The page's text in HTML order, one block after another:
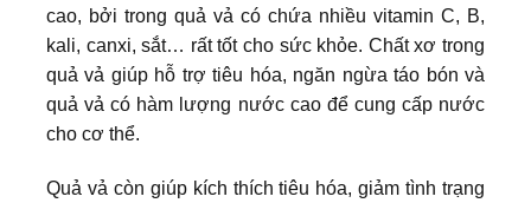
cao, bởi trong quả vả có chứa nhiều vitamin C, B,
kali, canxi, sắt… rất tốt cho sức khỏe. Chất xơ trong
quả vả giúp hỗ trợ tiêu hóa, ngăn ngừa táo bón và
quả vả có hàm lượng nước cao để cung cấp nước
cho cơ thể.
Quả vả còn giúp kích thích tiêu hóa, giảm tình trạng